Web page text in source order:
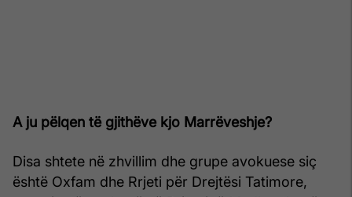
A ju pëlqen të gjithëve kjo Marrëveshje?
Disa shtete në zhvillim dhe grupe avokuese siç
është Oxfam dhe Rrjeti për Drejtësi Tatimore,